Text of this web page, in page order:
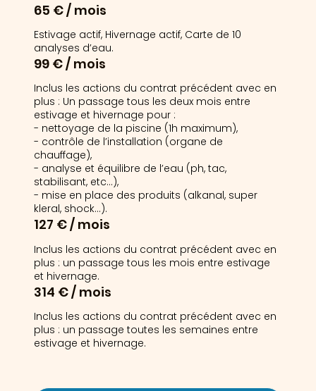
65 € / mois
Estivage actif, Hivernage actif, Carte de 10
analyses d’eau.
99 € / mois
Inclus les actions du contrat précédent avec en
plus : Un passage tous les deux mois entre
estivage et hivernage pour :
- nettoyage de la piscine (1h maximum),
- contrôle de l’installation (organe de
chauffage),
- analyse et équilibre de l’eau (ph, tac,
stabilisant, etc...),
- mise en place des produits (alkanal, super
kleral, shock...).
127 € / mois
Inclus les actions du contrat précédent avec en
plus : un passage tous les mois entre estivage
et hivernage.
314 € / mois
Inclus les actions du contrat précédent avec en
plus : un passage toutes les semaines entre
estivage et hivernage.